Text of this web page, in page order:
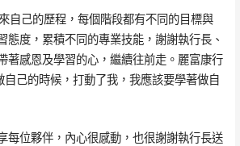
自己的歷程，每個階段都有不同的目標與
態度，累積不同的專業技能，謝謝執行長、
著感恩及學習的心，繼續往前走。麗富康行
己的時候，打動了我，我應該要學著做自
每位夥伴，內心很感動，也很謝謝執行長送